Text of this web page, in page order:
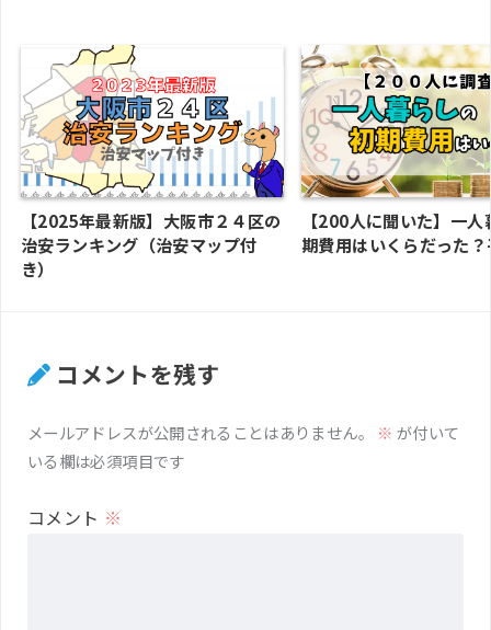
【2025年最新版】大阪市２４区の
治安ランキング（治安マップ付
き）
【200人に聞いた】一
期費用はいくらだった
コメントを残す
メールアドレスが公開されることはありません。 ※ が付いて
いる欄は必須項目です
コメント ※